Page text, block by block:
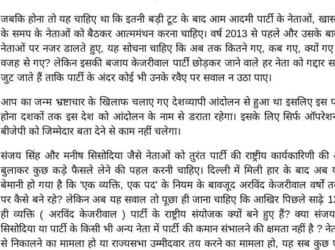
जबकि होना तो यह चाहिए था कि इतनी बड़ी टूट के बाद आम आदमी पार्टी के नेताओं,
के समय के नेताओं को बैठकर आत्ममंथन करना चाहिए। वर्ष 2013 से पहले और उसके
नेताओं पर नजर डालते हुए, यह सोचना चाहिए कि अब तक कितने गए, कब गए, क्यों
वजह से गए? लेकिन इसकी बजाय केजरीवाल पार्टी छोड़कर जाने वाले हर नेता को गद्दार
जुट जाते हैं ताकि पार्टी के अंदर कोई भी उनके रवैए पर सवाल न उठा पाए।
आप का जन्म भ्रष्टाचार के खिलाफ चलाए गए देशव्यापी आंदोलन से हुआ था इसलिए इस
होना दशकों तक इस देश को आंदोलन के नाम से डराता रहेगा। इसके लिए सिर्फ
बीजेपी को जिम्मेदार बता देने से काम नहीं चलेगा।
संजय सिंह और मनीष सिसोदिया जैसे नेताओं को तुरंत पार्टी की राष्ट्रीय कार्यकारिणी
बुलाकर कुछ कड़े फैसले लेने की पहल करनी चाहिए। दिल्ली में मिली हार के बाद अब
बेमानी हो गया है कि 'एक व्यक्ति, एक पद' के नियम के बावजूद अरविंद केजरीवाल वर्षों
पर कैसे बने रहे? लेकिन अब यह सवाल तो पूछा ही जाना चाहिए कि आखिर पिछले साढ़े
ही व्यक्ति ( अरविंद केजरीवाल ) पार्टी के राष्ट्रीय संयोजक क्यों बने हुए हैं? क्या
सिसोदिया या पार्टी के किसी भी अन्य नेता में पार्टी की कमान संभालने की क्षमता नहीं है ?
से निकालने का मामला हो या राज्यसभा उम्मीदवार तय करने का मामला हो, यह सब कुछ